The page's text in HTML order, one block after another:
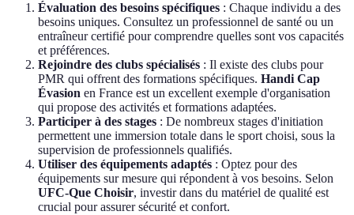
Évaluation des besoins spécifiques : Chaque individu a des
besoins uniques. Consultez un professionnel de santé ou un
entraîneur certifié pour comprendre quelles sont vos capacités
et préférences.
Rejoindre des clubs spécialisés : Il existe des clubs pour
PMR qui offrent des formations spécifiques. Handi Cap
Évasion en France est un excellent exemple d'organisation
qui propose des activités et formations adaptées.
Participer à des stages : De nombreux stages d'initiation
permettent une immersion totale dans le sport choisi, sous la
supervision de professionnels qualifiés.
Utiliser des équipements adaptés : Optez pour des
équipements sur mesure qui répondent à vos besoins. Selon
UFC-Que Choisir, investir dans du matériel de qualité est
crucial pour assurer sécurité et confort.